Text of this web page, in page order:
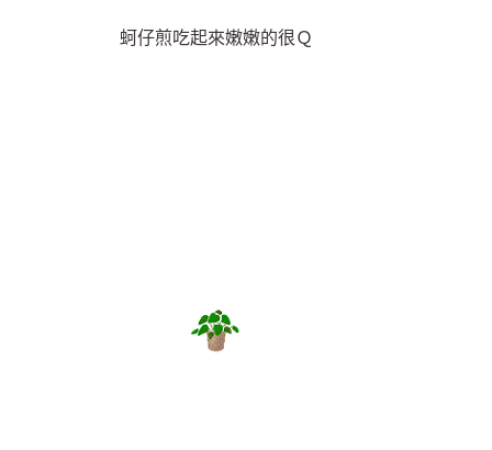
蚵仔煎吃起來嫩嫩的很Ｑ